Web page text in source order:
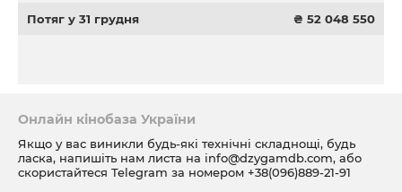
Потяг у 31 грудня ₴ 52 048 550
Онлайн кінобаза України
Якщо у вас виникли будь-які технічні складнощі, будь
ласка, напишіть нам листа на info@dzygamdb.com, або
скористайтеся Telegram за номером +38(096)889-21-91